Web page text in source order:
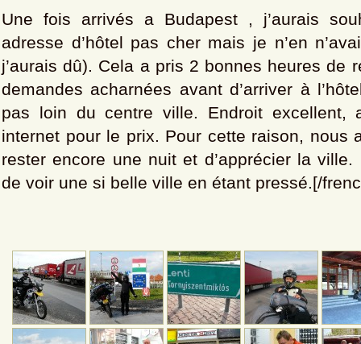
Une fois arrivés a Budapest , j’aurais
adresse d’hôtel pas cher mais je n’en
j’aurais dû). Cela a pris 2 bonnes heures de
demandes acharnées avant d’arriver à
pas loin du centre ville. Endroit excellent,
internet pour le prix. Pour cette raison, nous
rester encore une nuit et d’apprécier la ville.
de voir une si belle ville en étant pressé.[/